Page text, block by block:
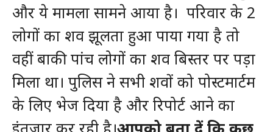
और ये मामला सामने आया है। परिवार के 2
लोगों का शव झूलता हुआ पाया गया है तो
वहीं बाकी पांच लोगों का शव बिस्तर पर पड़ा
मिला था। पुलिस ने सभी शवों को पोस्टमार्टम
के लिए भेज दिया है और रिपोर्ट आने का
इंतजार कर रही है।आपको बता दें कि कुछ